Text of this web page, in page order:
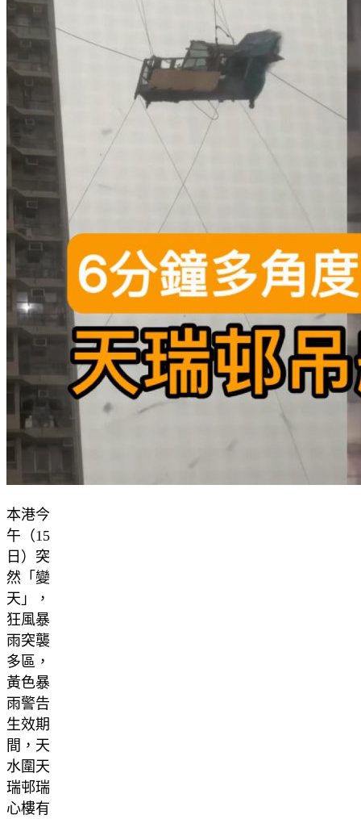
本港今
午（15
日）突
然「變
天」，
狂風暴
雨突襲
多區，
黃色暴
雨警告
生效期
間，天
水圍天
瑞邨瑞
心樓有